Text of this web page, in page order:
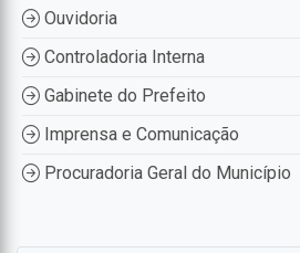
Ouvidoria
Controladoria Interna
Gabinete do Prefeito
Imprensa e Comunicação
Procuradoria Geral do Município